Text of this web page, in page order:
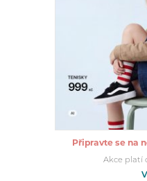
Připravte se na
Akce platí